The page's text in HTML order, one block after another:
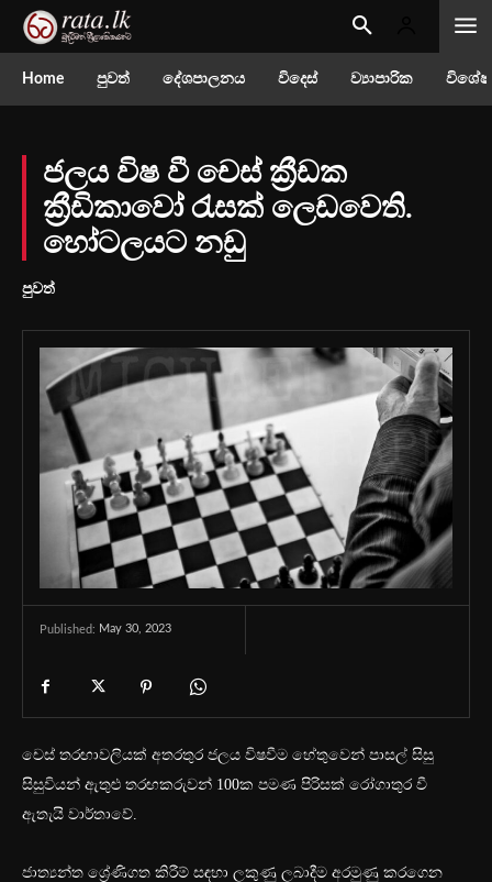
Home පුවත් දේශපාලනය විදෙස් ව්‍යාපාරික
ජලය විෂ වී චෙස් ක්‍රීඩක
ක්‍රීඩිකාවෝ රැසක් ලෙඩවෙති.
හෝටලයට නඩු
පුවත්
Published: May 30, 2023
චෙස් තරඟාවලියක් අතරතුර ජලය විෂවීම හේතුවෙන් පාසල් සිසු
සිසුවියන් ඇතුළු තරඟකරුවන් 100ක පමණ පිරිසක් රෝගාතුර වී
ඇතැයි වාර්තාවේ.
ජාත්‍යන්ත ශ්‍රේණිගත කිරීම් සඳහා ලකුණු ලබාදීම අරමුණු කරගෙන